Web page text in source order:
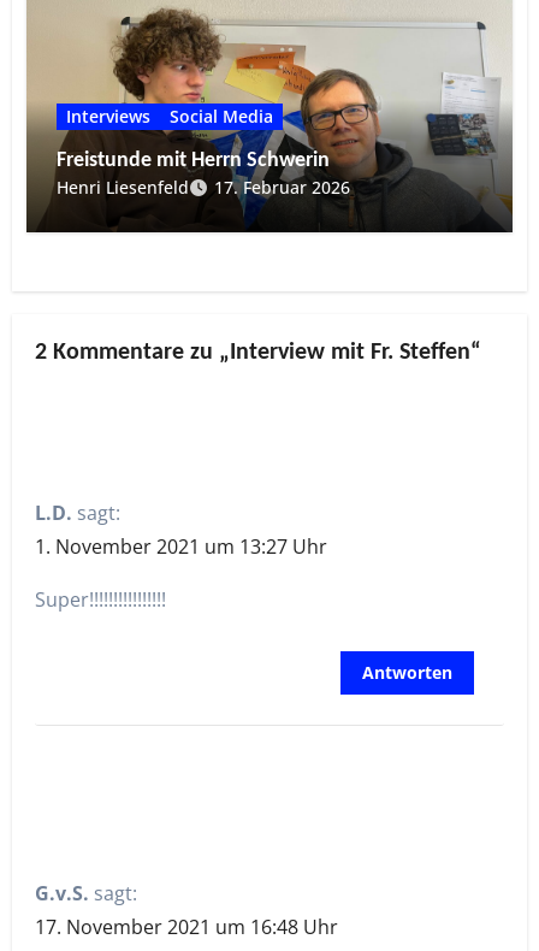
Interviews
Social Media
Freistunde mit Herrn Schwerin
Henri Liesenfeld
17. Februar 2026
2 Kommentare zu „Interview mit Fr. Steffen“
L.D. sagt:
1. November 2021 um 13:27 Uhr
Super!!!!!!!!!!!!!!!!
Antworten
G.v.S. sagt:
17. November 2021 um 16:48 Uhr